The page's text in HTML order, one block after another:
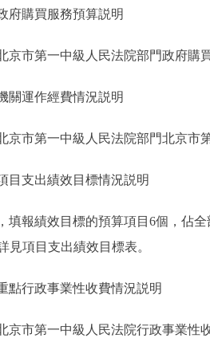
購買服務預算説明
市第一中級人民法院部門政府購
運作經費情況説明
市第一中級人民法院部門北京市
支出績效目標情況説明
報績效目標的預算項目6個，佔全
見項目支出績效目標表。
行政事業性收費情況説明
市第一中級人民法院行政事業性